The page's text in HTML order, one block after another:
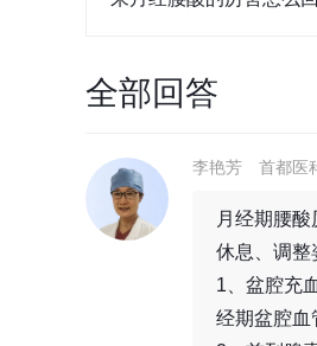
全部回答
李艳芳 首都医
月经期腰
休息、调整
1、盆腔充血
经期盆腔血